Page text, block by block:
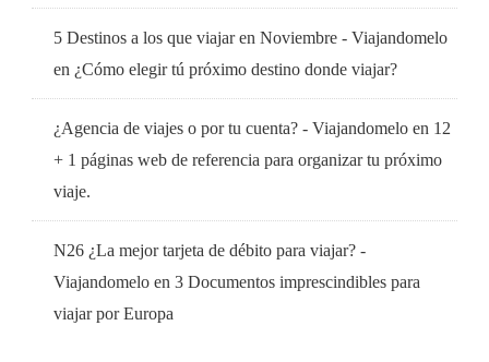
5 Destinos a los que viajar en Noviembre - Viajandomelo
en ¿Cómo elegir tú próximo destino donde viajar?
¿Agencia de viajes o por tu cuenta? - Viajandomelo en 12
+ 1 páginas web de referencia para organizar tu próximo
viaje.
N26 ¿La mejor tarjeta de débito para viajar? -
Viajandomelo en 3 Documentos imprescindibles para
viajar por Europa